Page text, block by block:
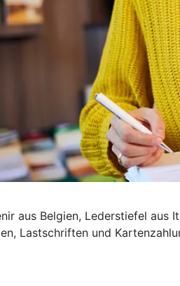
aus Belgien, Lederstiefel
Lastschriften und